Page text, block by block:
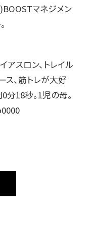
)BOOSTマネジメン
アスロン、トレイル
ス、筋トレが大好
分18秒。1児の母。